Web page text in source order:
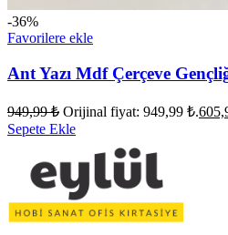
-36%
Favorilere ekle
Ant Yazı Mdf Çerçeve
949,99₺ Orijinal fiyat: 949,99 ₺.
Sepete Ekle